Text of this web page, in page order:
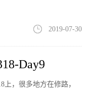
2019-07-30
Day9
，很多地方在修路，